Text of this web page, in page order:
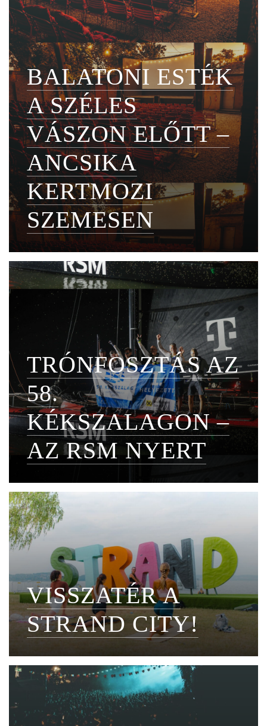
BALATONI ESTÉK
A SZÉLES
VÁSZON ELŐTT –
ANCSIKA
KERTMOZI
SZEMESEN
TRÓNFOSZTÁS AZ
58.
KÉKSZALAGON –
AZ RSM NYERT
VISSZATÉR A
STRAND CITY!